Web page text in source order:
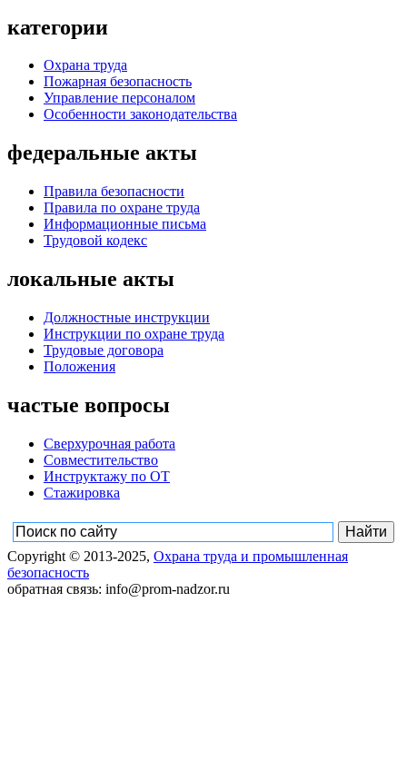
категории
Охрана труда
Пожарная безопасность
Управление персоналом
Особенности законодательства
федеральные акты
Правила безопасности
Правила по охране труда
Информационные письма
Трудовой кодекс
локальные акты
Должностные инструкции
Инструкции по охране труда
Трудовые договора
Положения
частые вопросы
Сверхурочная работа
Совместительство
Инструктажу по ОТ
Стажировка
Copyright © 2013-2025, Охрана труда и промышленная
безопасность
обратная связь: info@prom-nadzor.ru